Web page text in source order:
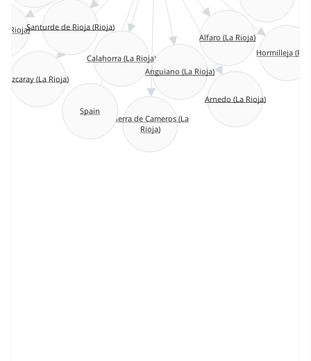
Alfaro (La Rioja)
Ezcaray (La Rioja)
Hormilleja
Rioja)Santurde de Rioja (Rioja)
Calahorra (La Rioja)
Anguiano (La Rioja)
Tierra de Cameros (La
Rioja)
Arnedo (La Rioja)
Spain